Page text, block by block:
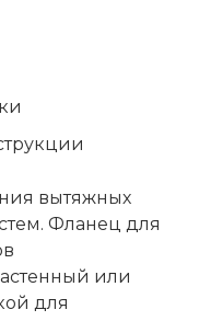
вытяжных
Фланец для
или
для